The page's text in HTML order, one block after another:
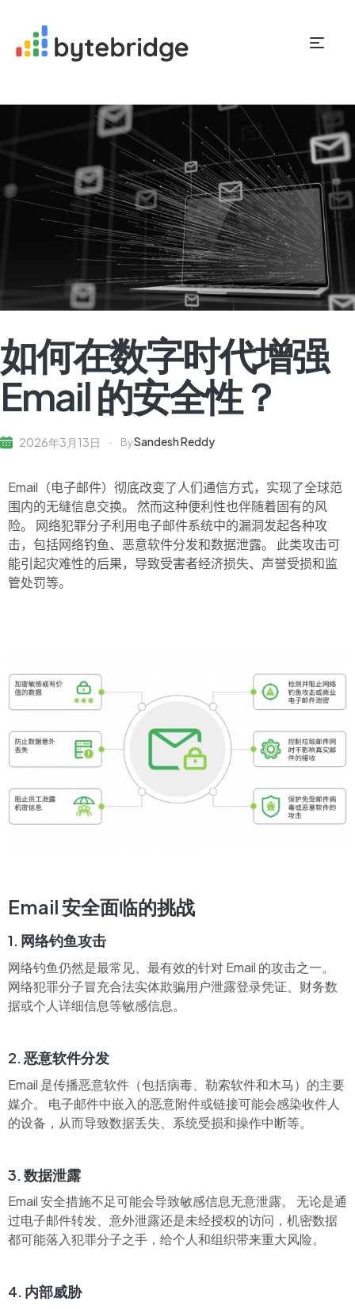
如何在数字时代增强
Email 的安全性？
2026年3月13日 BySandesh Reddy
Email（电子邮件）彻底改变了人们通信方式，实现了全球范
围内的无缝信息交换。 然而这种便利性也伴随着固有的风
险。 网络犯罪分子利用电子邮件系统中的漏洞发起各种攻
击，包括网络钓鱼、恶意软件分发和数据泄露。 此类攻击可
能引起灾难性的后果，导致受害者经济损失、声誉受损和监
管处罚等。
Email 安全面临的挑战
1. 网络钓鱼攻击
网络钓鱼仍然是最常见、最有效的针对 Email 的攻击之一。
网络犯罪分子冒充合法实体欺骗用户泄露登录凭证、财务数
据或个人详细信息等敏感信息。
2. 恶意软件分发
Email 是传播恶意软件（包括病毒、勒索软件和木马）的主要
媒介。 电子邮件中嵌入的恶意附件或链接可能会感染收件人
的设备，从而导致数据丢失、系统受损和操作中断等。
3. 数据泄露
Email 安全措施不足可能会导致敏感信息无意泄露。 无论是通
过电子邮件转发、意外泄露还是未经授权的访问，机密数据
都可能落入犯罪分子之手，给个人和组织带来重大风险。
4. 内部威胁